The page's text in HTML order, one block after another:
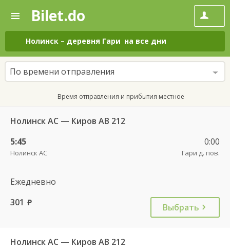
—
Поиск
и
покупка
билетов
на
автобус
онлайн
Bilet.do
Нолинск – деревня Гари на все дни
По времени отправления
Время отправления и прибытия местное
Нолинск АС — Киров АВ 212
5:45
Нолинск АС
0:00
Гари д. пов.
Ежедневно
301 руб. Выбрать
Нолинск АС — Киров АВ 212